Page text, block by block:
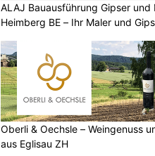
ALAJ Bauausführung Gipser und
Heimberg BE – Ihr Maler und
Oberli & Oechsle – Weingenuss
aus Eglisau ZH